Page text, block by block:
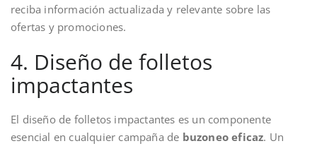
reciba información actualizada y relevante sobre las
ofertas y promociones.
4. Diseño de folletos
impactantes
El diseño de folletos impactantes es un componente
esencial en cualquier campaña de buzoneo eficaz. Un